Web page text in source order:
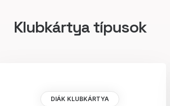
Klubkártya típusok
DIÁK KLUBKÁRTYA